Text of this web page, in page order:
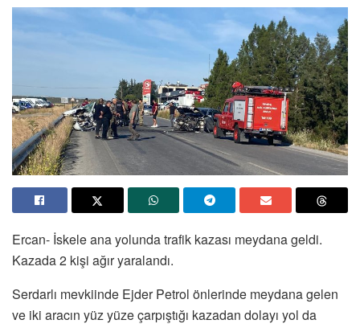
Ercan- İskele ana yolunda trafik kazası meydana geldi.
Kazada 2 kişi ağır yaralandı.
Serdarlı mevkiinde Ejder Petrol önlerinde meydana gelen
ve iki aracın yüz yüze çarpıştığı kazadan dolayı yol da